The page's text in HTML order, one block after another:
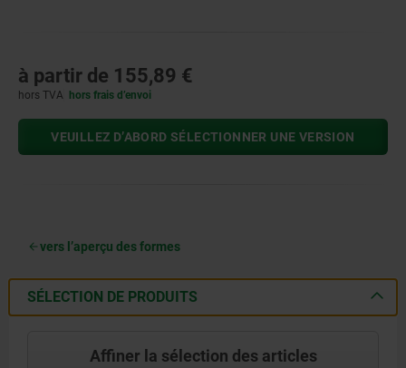
à partir de 155,89 €
hors TVA hors frais d’envoi
VEUILLEZ D’ABORD SÉLECTIONNER UNE VERSION
vers l’aperçu des formes
SÉLECTION DE PRODUITS
Affiner la sélection des articles